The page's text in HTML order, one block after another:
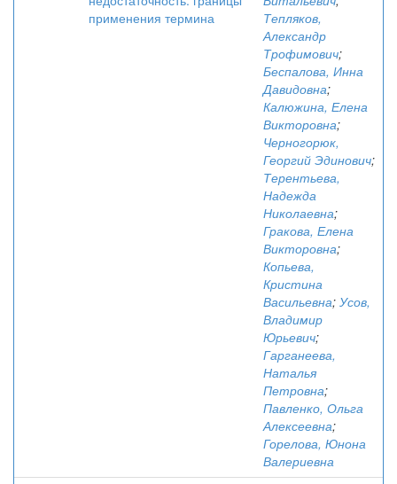
применения термина
Тепляков,
Александр
Трофимович;
Беспалова, Инна
Давидовна;
Калюжина, Елена
Викторовна;
Черногорюк,
Георгий Эдинович;
Терентьева,
Надежда
Николаевна;
Гракова, Елена
Викторовна;
Копьева,
Кристина
Васильевна; Усов,
Владимир
Юрьевич;
Гарганеева,
Наталья
Петровна;
Павленко, Ольга
Алексеевна;
Горелова, Юнона
Валериевна